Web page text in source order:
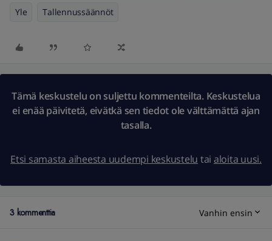
Yle Tallennussäännöt
Tämä keskustelu on suljettu kommenteilta. Keskustelua
ei enää päivitetä, eivätkä sen tiedot ole välttämättä ajan
tasalla.
Etsi samasta aiheesta uudempi keskustelu tai aloita uusi.
3 kommenttia Vanhin ensin